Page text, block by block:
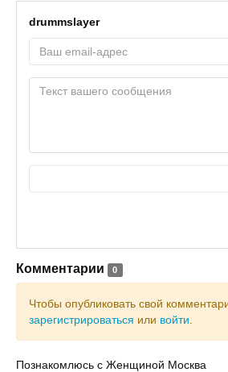
drummslayer
Комментарии 0
Чтобы опубликовать свой
зарегистрироваться или войти
Познакомлюсь с Женщиной Москва